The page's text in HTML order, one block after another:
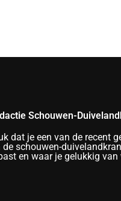
Schouwen-
dat je een van de recent
de schouwen-
en waar je gelukkig van